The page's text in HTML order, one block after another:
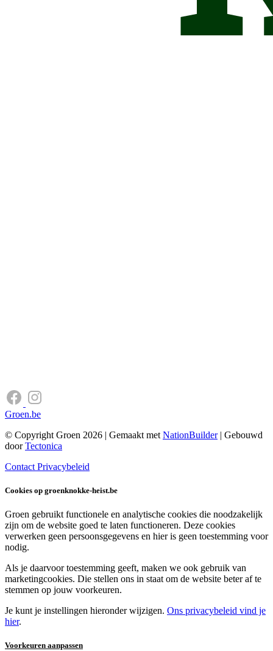
Groen.be
© Copyright Groen 2026 | Gemaakt met NationBuilder| Gebouwd
doorTectonica
Contact Privacybeleid
Cookies op groenknokke-heist.be
Groen gebruikt functionele en analytische cookies die noodzakelijk
zijn om de website goed te laten functioneren. Deze cookies
verwerken geen persoonsgegevens en hier is geen toestemming voor
nodig.
Als je daarvoor toestemming geeft, maken we ook gebruik van
marketingcookies. Die stellen ons in staat om de website beter af te
stemmen op jouw voorkeuren.
Je kunt je instellingen hieronder wijzigen. Ons privacybeleid vind je
hier.
Voorkeuren aanpassen